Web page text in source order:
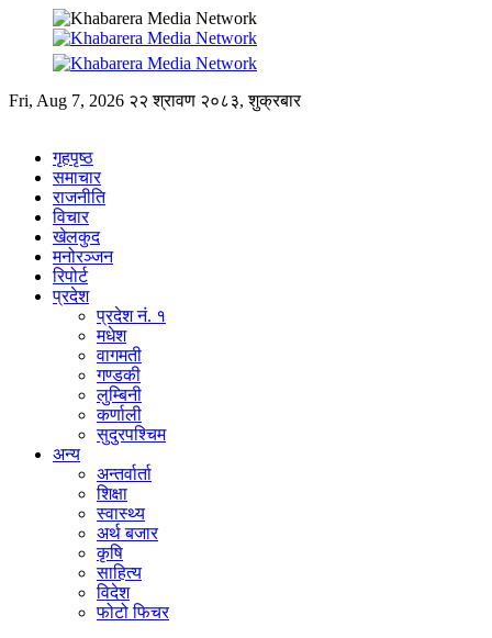
Fri, Aug 7, 2026 २२ श्रावण २०८३, शुक्रबार
गृहपृष्ठ
समाचार
राजनीति
विचार
खेलकुद
मनोरञ्जन
रिपोर्ट
प्रदेश
प्रदेश नं. १
मधेश
वागमती
गण्डकी
लुम्बिनी
कर्णाली
सुदुरपश्चिम
अन्य
अन्तर्वार्ता
शिक्षा
स्वास्थ्य
अर्थ बजार
कृषि
साहित्य
विदेश
फोटो फिचर